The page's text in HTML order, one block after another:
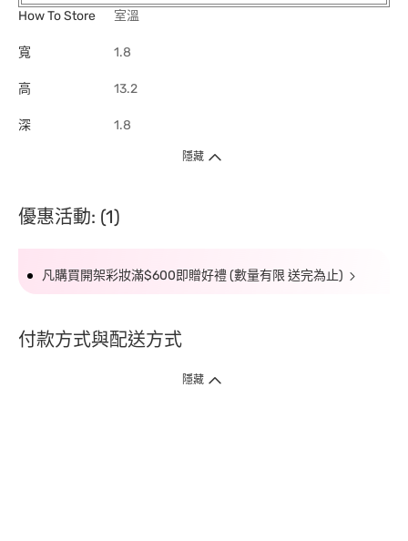
How To Store
室溫
寬 1.8
高 13.2
深 1.8
隱藏
優惠活動: (1)
凡購買開架彩妝滿$600即贈好禮 (數量有限 送完為止)
付款方式與配送方式
隱藏